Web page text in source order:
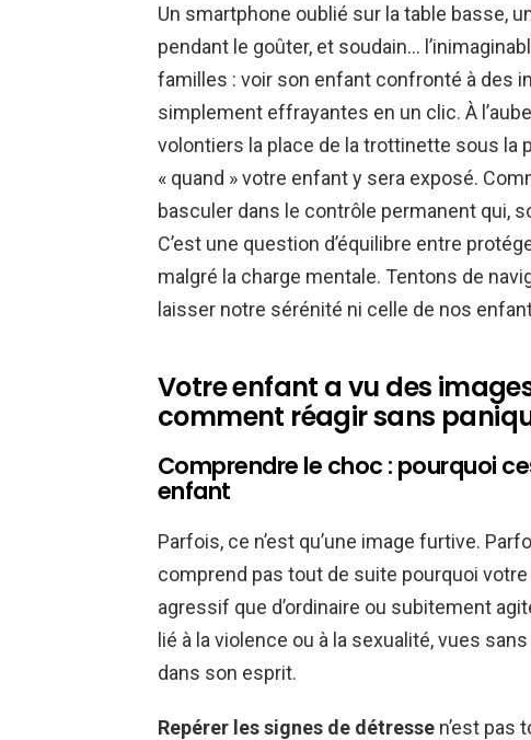
Un smartphone oublié sur la table basse,
pendant le goûter, et soudain…
familles : voir son enfant confronté à des
simplement effrayantes en un clic. À
volontiers la place de la trottinette sous la
« quand » votre enfant y sera exposé.
basculer dans le contrôle permanent qui,
C’est une question d’équilibre entre
malgré la charge mentale. Tentons de
laisser notre sérénité ni celle de nos
Votre enfant a vu des
comment réagir sans
Comprendre le choc : pourquoi
enfant
Parfois, ce n’est qu’une image furtive.
comprend pas tout de suite pourquoi
agressif que d’ordinaire ou subitement
lié à la violence ou à la sexualité, vues
dans son esprit.
Repérer les signes de détresse n’est pas